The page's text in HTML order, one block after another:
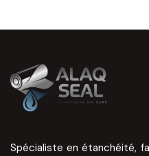
Spécialiste en étanchéité,